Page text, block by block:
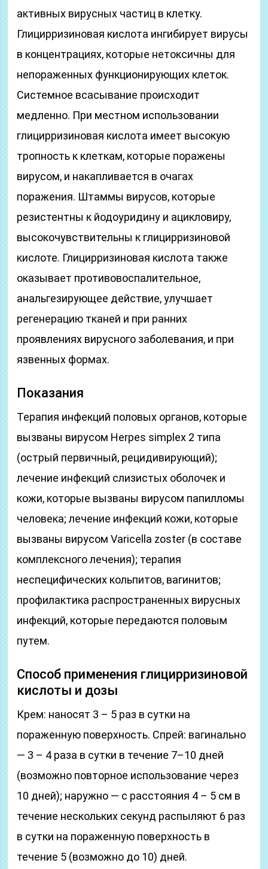
активных вирусных частиц в клетку.
Глицирризиновая кислота ингибирует вирусы
в концентрациях, которые нетоксичны для
непораженных функционирующих клеток.
Системное всасывание происходит
медленно. При местном использовании
глицирризиновая кислота имеет высокую
тропность к клеткам, которые поражены
вирусом, и накапливается в очагах
поражения. Штаммы вирусов, которые
резистентны к йодоуридину и ацикловиру,
высокочувствительны к глицирризиновой
кислоте. Глицирризиновая кислота также
оказывает противовоспалительное,
анальгезирующее действие, улучшает
регенерацию тканей и при ранних
проявлениях вирусного заболевания, и при
язвенных формах.
Показания
Терапия инфекций половых органов, которые
вызваны вирусом Herpes simplex 2 типа
(острый первичный, рецидивирующий);
лечение инфекций слизистых оболочек и
кожи, которые вызваны вирусом папилломы
человека; лечение инфекций кожи, которые
вызваны вирусом Varicella zoster (в составе
комплексного лечения); терапия
неспецифических кольпитов, вагинитов;
профилактика распространенных вирусных
инфекций, которые передаются половым
путем.
Способ применения глицирризиновой
кислоты и дозы
Крем: наносят 3 – 5 раз в сутки на
пораженную поверхность. Спрей: вагинально
— 3 – 4 раза в сутки в течение 7–10 дней
(возможно повторное использование через
10 дней); наружно — с расстояния 4 – 5 см в
течение нескольких секунд распыляют 6 раз
в сутки на пораженную поверхность в
течение 5 (возможно до 10) дней.